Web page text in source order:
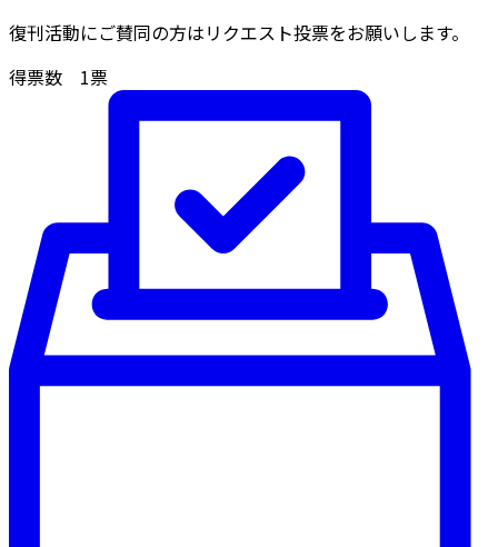
復刊活動にご賛同の方はリクエスト投票をお願いします。
得票数 1票